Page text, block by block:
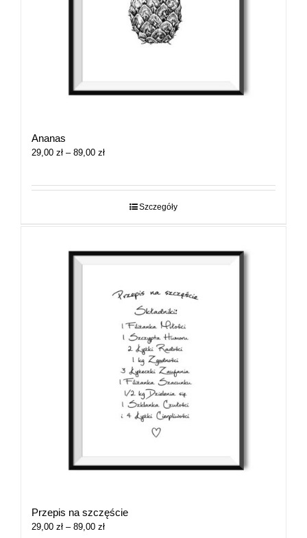
Ananas
29,00 zł – 89,00 złZakres
29,00 zł
Szczegóły
Przepis na szczęście
29,00 zł – 89,00 złZakres